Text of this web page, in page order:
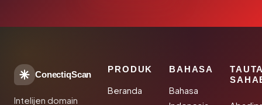
ConectiqScan
Intelijen domain
PRODUK
Beranda
BAHASA
Bahasa